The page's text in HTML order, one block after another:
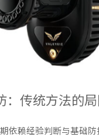
：传统方法的
依赖经验判断与基础